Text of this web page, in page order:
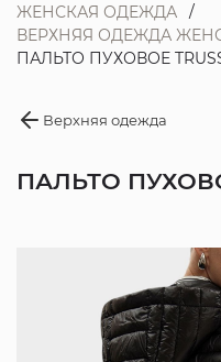
ЖЕНСКАЯ ОДЕЖДА
ВЕРХНЯЯ ОДЕЖДА
ПАЛЬТО ПУХОВОЕ
Верхняя одежда
ПАЛЬТО